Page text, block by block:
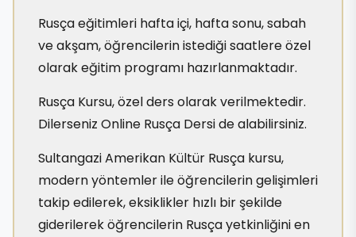
Rusça eğitimleri hafta içi, hafta sonu, sabah
ve akşam, öğrencilerin istediği saatlere özel
olarak eğitim programı hazırlanmaktadır.
Rusça Kursu, özel ders olarak verilmektedir.
Dilerseniz Online Rusça Dersi de alabilirsiniz.
Sultangazi Amerikan Kültür Rusça kursu,
modern yöntemler ile öğrencilerin gelişimleri
takip edilerek, eksiklikler hızlı bir şekilde
giderilerek öğrencilerin Rusça yetkinliğini en